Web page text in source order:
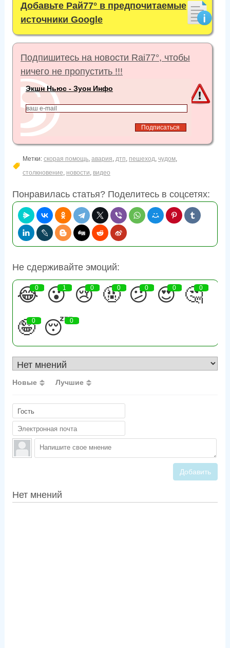
Добавьте Рай77° в предпочитаемые
источники Google
Подпишитесь на новости Rai77°, чтобы
ничего не пропустить !!!
Экшн Ньюс - Зуон Инфо
Метки: скорая помощь, авария, дтп, пешеход, чудом,
столкновение, новости, видео
Понравилась статья? Поделитесь в соцсетях:
Не сдерживайте эмоций:
😂
0 😮
1 😢
0 🤬
0 😕
0 😍
0 🤔
0
🤪
0 😴
0
Новые Лучшие
Добавить
Нет мнений